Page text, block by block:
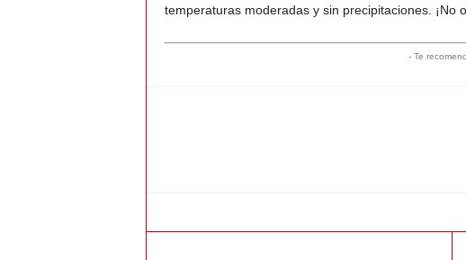
temperaturas moderadas y sin precipitaciones. ¡No
- Te